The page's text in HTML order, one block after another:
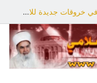
العدوان على غزة: شهيد وإصابات وتوغلات في خروقات جديدة للاحتلال